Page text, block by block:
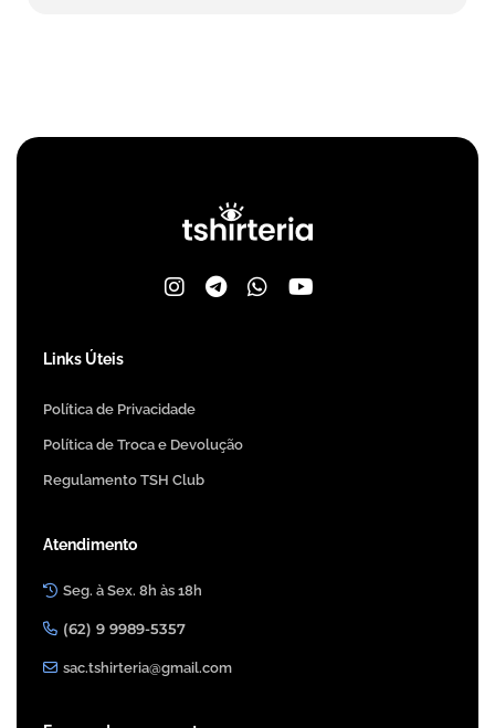
Links Úteis
Política de Privacidade
Política de Troca e Devolução
Regulamento TSH Club
Atendimento
Seg. à Sex. 8h às 18h
(62) 9 9989-5357
sac.tshirteria@gmail.com